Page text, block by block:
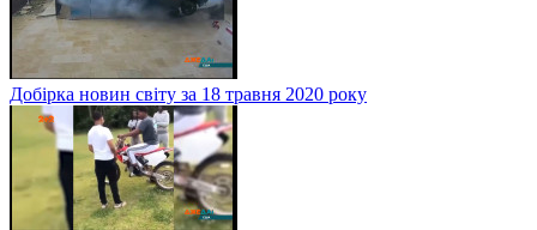
Добірка новин світу за 18 травня 2020 року